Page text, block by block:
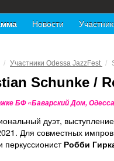
Новости
/ Участники Odessa JazzFest /
Schunke /
БФ «Баварский Дом,
дуэт,
Для совместных
перкуссионист Робби